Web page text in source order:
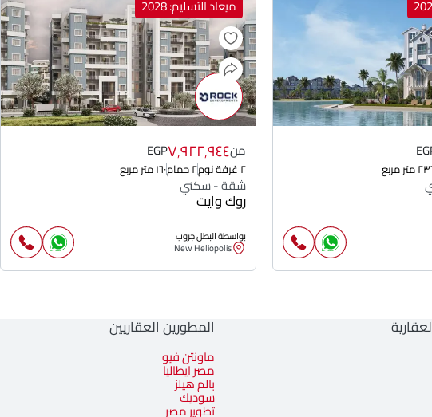
مربع
ميعاد التسليم: 2028
من٧٬٩٢٢٬٩٤٤EGP
٢ غرفة نوم ٢ حمام ١٦٠ متر مربع
شقة - سكني
روك وايت
بواسطة البطل جروب
New Heliopolis
المطورين العقاريين
ماونتن فيو
مصر ايطاليا
بالم هيلز
سوديك
تطوير مصر